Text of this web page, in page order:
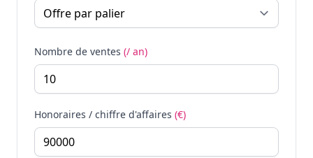
Nombre de ventes (/ an)
Honoraires / chiffre d'affaires (€)